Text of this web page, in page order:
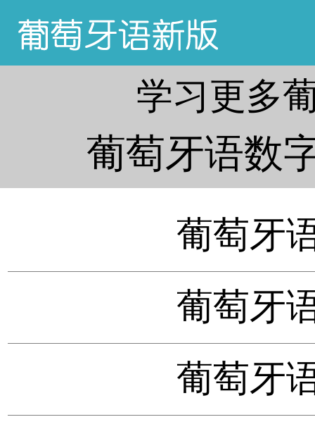
学习更多
葡萄牙语数
葡萄牙
葡萄牙
葡萄牙